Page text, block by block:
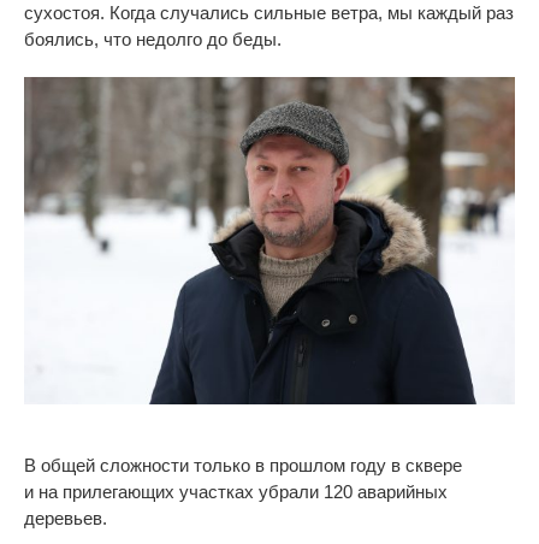
сухостоя. Когда случались сильные ветра, мы каждый раз
боялись, что недолго до беды.
В общей сложности только в прошлом году в сквере
и на прилегающих участках убрали 120 аварийных
деревьев.